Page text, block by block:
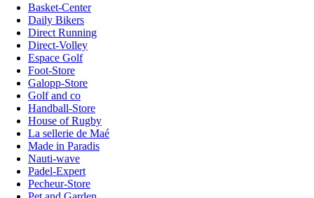
Basket-Center
Daily Bikers
Direct Running
Direct-Volley
Espace Golf
Foot-Store
Galopp-Store
Golf and co
Handball-Store
House of Rugby
La sellerie de Maé
Made in Paradis
Nauti-wave
Padel-Expert
Pecheur-Store